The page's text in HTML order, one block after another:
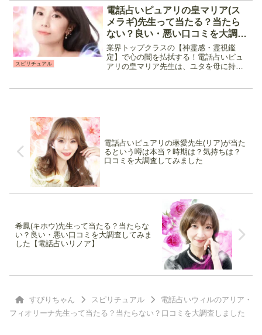
解く事で気になる相手が何を考えている
のか、口に出していな...
スピリチュアル
電話占いピュアリの皇マリア(ス
メラギ)先生って当たる？当たら
ない？良い・悪い口コミを大調査
してみました
業界トップクラスの【神霊感・霊視鑑
定】で心の闇を払拭する！電話占いピュ
アリの皇マリア先生は、ユタを母に持つ
電話占いピュアリの琳愛先生(リア)が当た
るという噂は本当？時期は？気持ちは？
口コミを大調査してみました
希鳳(キホウ)先生って当たる？当たらな
い？良い・悪い口コミを大調査してみま
した【電話占いリノア】
すぴりちゃん スピリチュアル
電話占いウィルのアリア・
フィオリーナ先生って当たる？当たらない？口コミを大調査しました